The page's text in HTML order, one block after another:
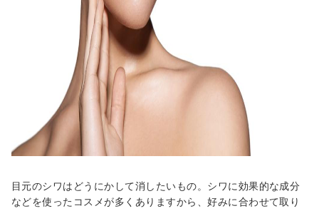
目元のシワはどうにかして消したいもの。シワに効果的な成分
などを使ったコスメが多くありますから、好みに合わせて取り